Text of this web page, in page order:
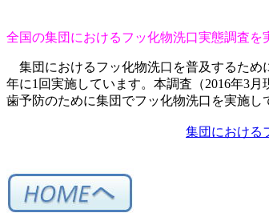
全国の集団におけるフッ化物洗口実態調査を
集団におけるフッ化物洗口を普及するた
年に1 回実施しています。本調査（2016年3月
歯予防のために集団でフッ化物洗口を実施し
集団における